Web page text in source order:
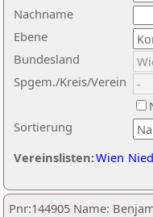
Nachname
Ebene
Sortierung
Bundesland
Spgem./Kreis/Verein
Vereinslisten:Wien
Pnr:144905 Name: